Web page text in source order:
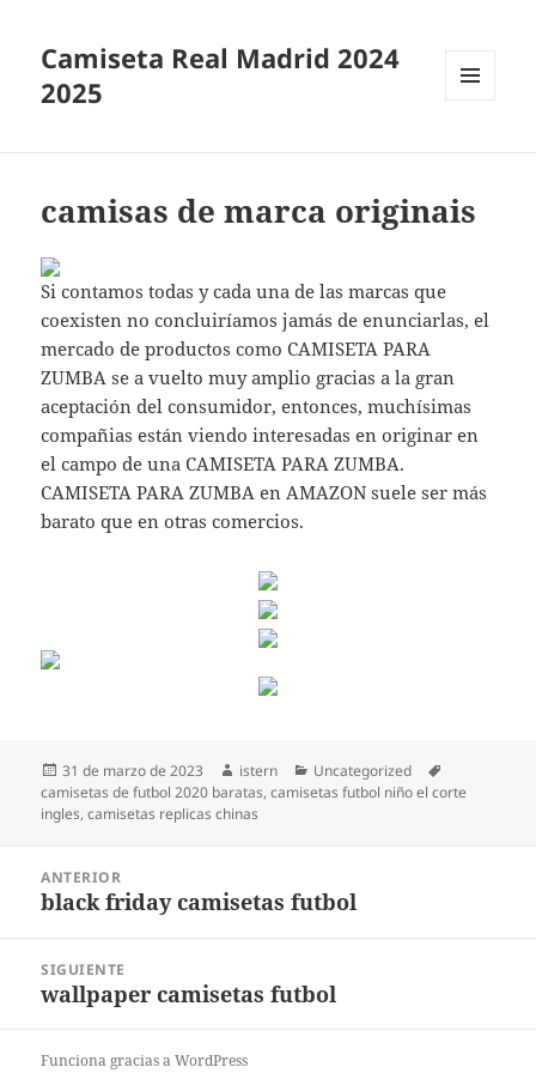
Camiseta Real Madrid 2024
2025
camisas de marca originais
Si contamos todas y cada una de las marcas que
coexisten no concluiríamos jamás de enunciarlas, el
mercado de productos como CAMISETA PARA
ZUMBA se a vuelto muy amplio gracias a la gran
aceptación del consumidor, entonces, muchísimas
compañias están viendo interesadas en originar en
el campo de una CAMISETA PARA ZUMBA.
CAMISETA PARA ZUMBA en AMAZON suele ser más
barato que en otras comercios.
Publicado
el
31 de marzo de 2023 Autor
istern Categorías
Uncategorized
camisetas de futbol 2020 baratas,camisetas futbol niño el corte
ingles,camisetas replicas chinas
entradas
ANTERIOR
Entrada
black friday camisetas futbol
SIGUIENTE
Entrada
wallpaper camisetas futbol
Funciona gracias a WordPress